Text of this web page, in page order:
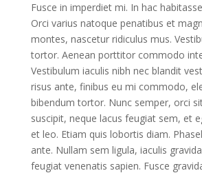
Fusce in imperdiet mi. In hac
Orci varius natoque penatibus et
montes, nascetur ridiculus mus.
tortor. Aenean porttitor commodo
Vestibulum iaculis nibh nec blandit
risus ante, finibus eu mi commodo,
bibendum tortor. Nunc semper, orci
suscipit, neque lacus feugiat sem, et
et leo. Etiam quis lobortis diam.
ante. Nullam sem ligula, iaculis
feugiat venenatis sapien. Fusce